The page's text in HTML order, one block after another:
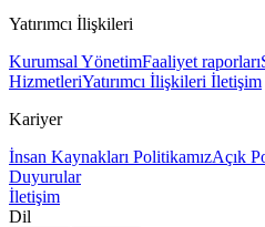
Yatırımcı İlişkileri
Kurumsal YönetimFaaliyet raporları
HizmetleriYatırımcı İlişkileri İletişim
Kariyer
İnsan Kaynakları PolitikamızAçık
Duyurular
İletişim
Dil